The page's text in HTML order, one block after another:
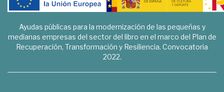
Ayudas públicas para la modernización de las pequeñas y
medianas empresas del sector del libro en el marco del Plan de
Recuperación, Transformación y Resiliencia. Convocatoria
2022.